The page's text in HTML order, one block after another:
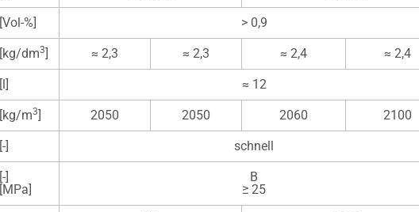
[Vol-%] > 0,9
[kg/dm3] ≈ 2,3 ≈ 2,3 ≈ 2,4 ≈ 2,4
[l] ≈ 12
[kg/m3] 2050 2050 2060 2100
[-] schnell
[-]
[MPa]
B
≥ 25